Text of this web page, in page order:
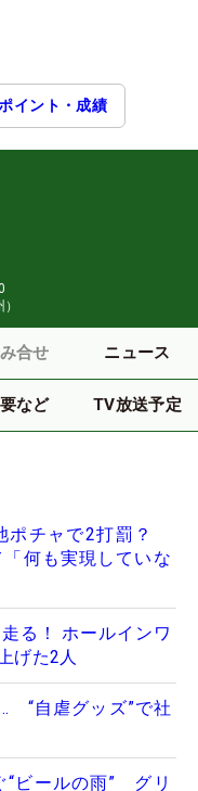
イント・成績
合せ ニュース
など TV放送予定
ポチャで2打罰？
何も実現していな
る！ ホールインワ
げた2人
“自虐グッズ”で社
“ビールの雨” グリ